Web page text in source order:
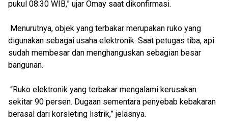
pukul 08:30 WIB,” ujar Omay saat dikonfirmasi.
Menurutnya, objek yang terbakar merupakan ruko yang
digunakan sebagai usaha elektronik. Saat petugas tiba, api
sudah membesar dan menghanguskan sebagian besar
bangunan.
“Ruko elektronik yang terbakar mengalami kerusakan
sekitar 90 persen. Dugaan sementara penyebab kebakaran
berasal dari korsleting listrik,” jelasnya.